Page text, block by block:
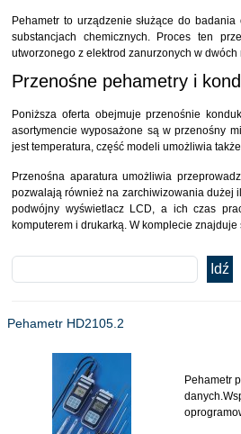
Pehametr to urządzenie służące do
substancjach chemicznych. Proces ten
utworzonego z elektrod zanurzonych w
Przenośne pehametry i
Poniższa oferta obejmuje przenośnie
asortymencie wyposażone są w przenośny
jest temperatura, część modeli umożliwia
Przenośna aparatura umożliwia
pozwalają również na zarchiwizowania dużej
podwójny wyświetlacz LCD, a ich czas
komputerem i drukarką. W komplecie
Pehametr HD2105.2
Pehametr